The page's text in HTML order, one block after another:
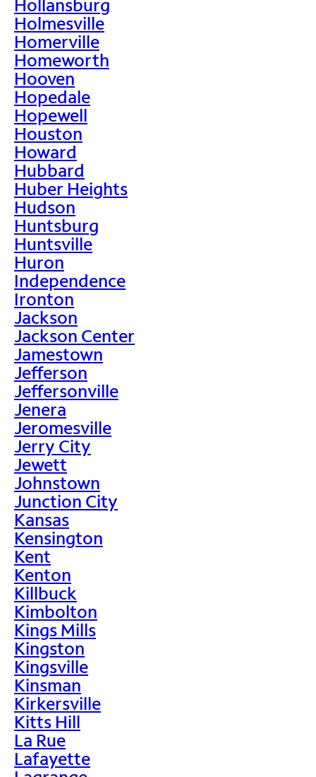
Hollansburg
Holmesville
Homerville
Homeworth
Hooven
Hopedale
Hopewell
Houston
Howard
Hubbard
Huber Heights
Hudson
Huntsburg
Huntsville
Huron
Independence
Ironton
Jackson
Jackson Center
Jamestown
Jefferson
Jeffersonville
Jenera
Jeromesville
Jerry City
Jewett
Johnstown
Junction City
Kansas
Kensington
Kent
Kenton
Killbuck
Kimbolton
Kings Mills
Kingston
Kingsville
Kinsman
Kirkersville
Kitts Hill
La Rue
Lafayette